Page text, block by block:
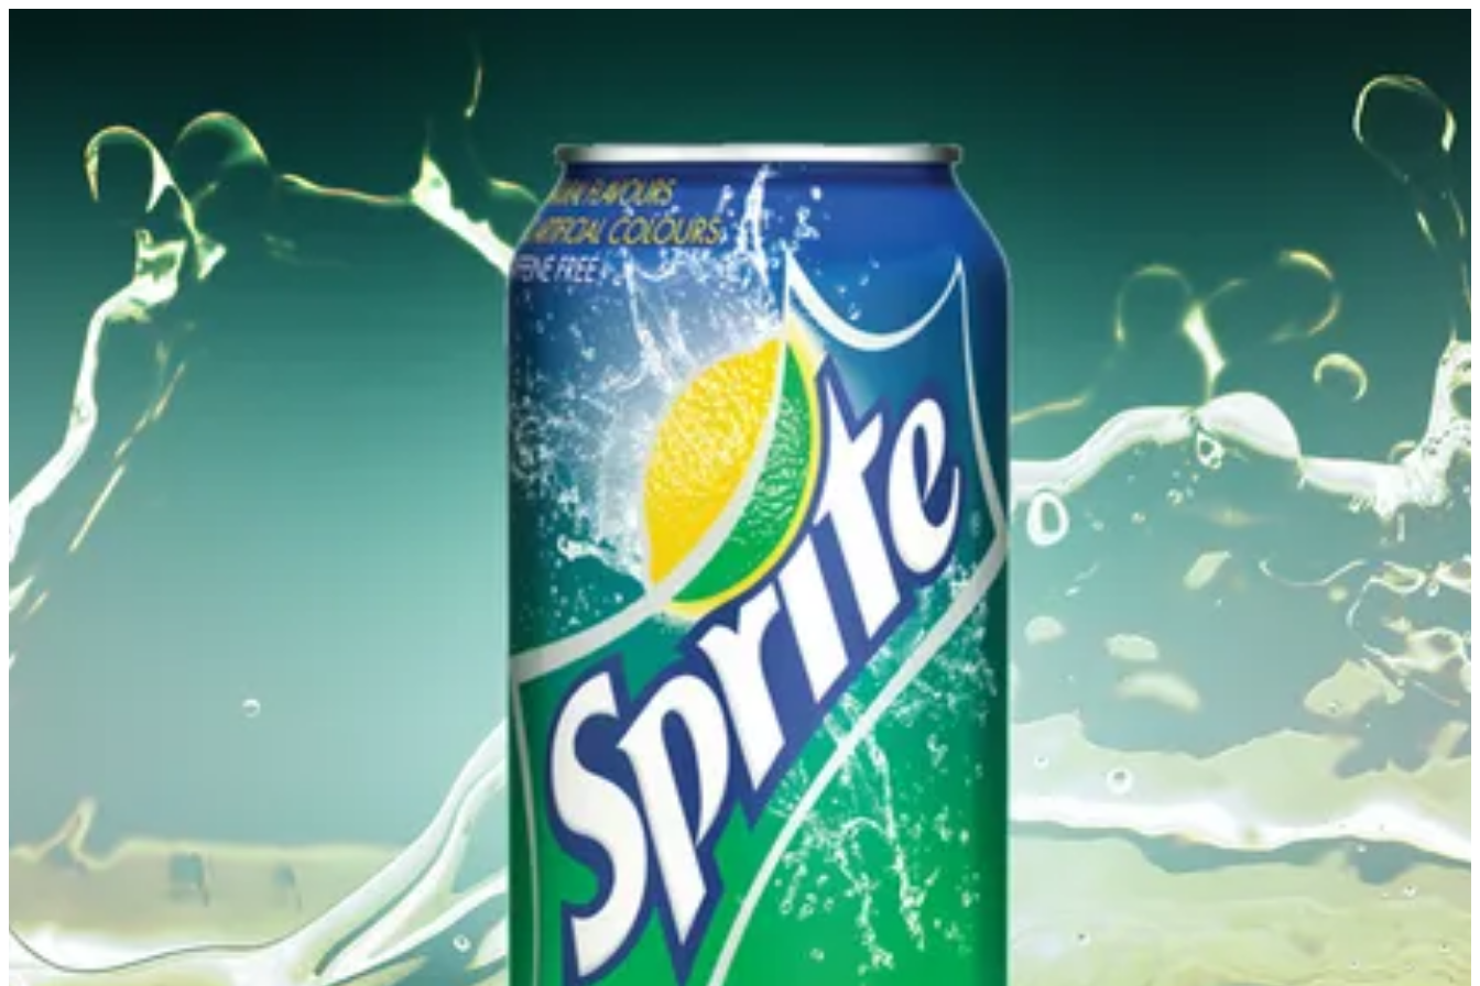
تسجيل الدخول
سبرايت
0.4 د.ك
تعليمات خاصة
أضف للسلَة
سبرايت | بوبكورن بليس الكويت